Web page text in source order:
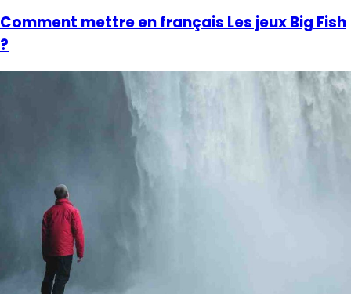
Comment mettre en français Les jeux Big Fish
?